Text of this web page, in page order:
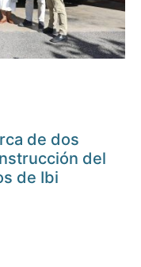
de dos
del
de Ibi